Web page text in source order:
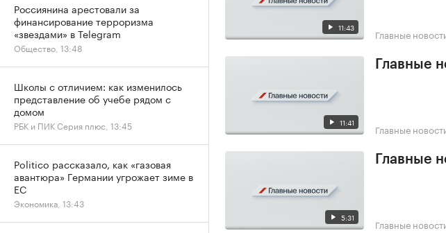
11:43 Главные
11:41
Главные
Главные
5:31
Главные
Главные
Россиянина арестовали за
финансирование терроризма
«звездами» в Telegram
Общество, 13:48
Школы с отличием: как изменилось
представление об учебе рядом с
домом
РБК и ПИК Серия плюс, 13:45
Politico рассказало, как «газовая
авантюра» Германии угрожает зиме в
ЕС
Экономика, 13:43